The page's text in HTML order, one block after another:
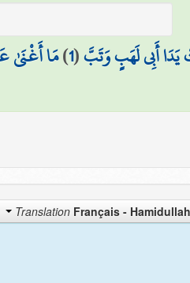
أَبِي لَهَبٍ وَتَبَّ(
1
)مَا أَغْنَىٰ
Français - Hamidullah